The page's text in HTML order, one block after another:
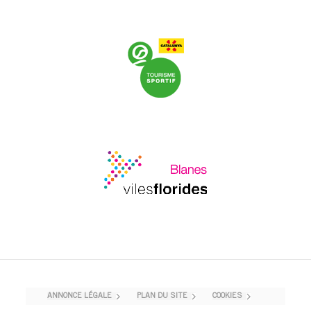
ANNONCE LÉGALE PLAN DU SITE COOKIES